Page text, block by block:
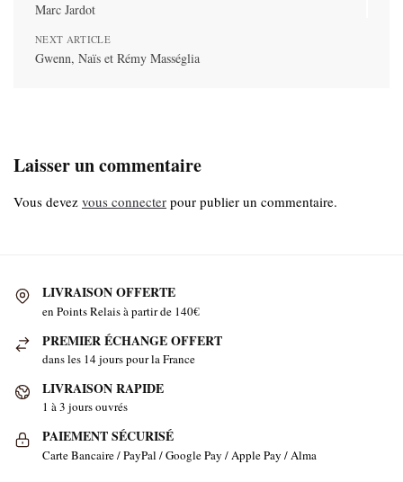
Marc Jardot
NEXT ARTICLE
Gwenn, Naïs et Rémy Masséglia
Laisser un commentaire
Vous devez vous connecter pour publier un commentaire.
LIVRAISON OFFERTE
en Points Relais à partir de 140€
PREMIER ÉCHANGE OFFERT
dans les 14 jours pour la France
LIVRAISON RAPIDE
1 à 3 jours ouvrés
PAIEMENT SÉCURISÉ
Carte Bancaire / PayPal / Google Pay / Apple Pay / Alma